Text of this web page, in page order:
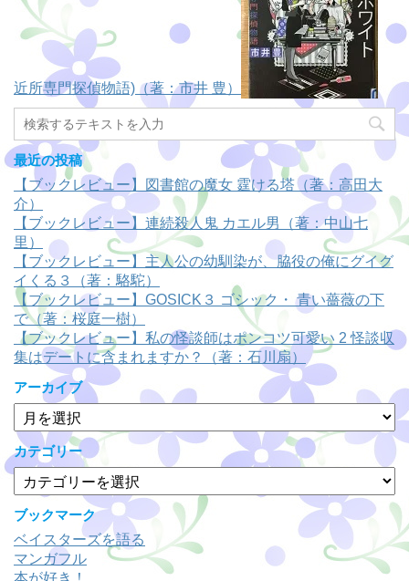
近所専門探偵物語)（著：市井 豊）
最近の投稿
【ブックレビュー】図書館の魔女 霆ける塔（著：高田大
介）
【ブックレビュー】連続殺人鬼 カエル男（著：中山七
里）
【ブックレビュー】主人公の幼馴染が、脇役の俺にグイグ
イくる３（著：駱駝）
【ブックレビュー】GOSICK３ ゴシック・ 青い薔薇の下
で（著：桜庭一樹）
【ブックレビュー】私の怪談師はポンコツ可愛い 2 怪談収
集はデートに含まれますか？（著：石川扇）
アーカイブ
ア
ー
カ
イ
ブ
カテゴリー
カ
テ
ゴ
リ
ー
ブックマーク
ベイスターズを語る
マンガフル
本が好き！